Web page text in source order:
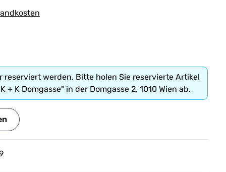
reserviert werden. Bitte holen Sie reservierte Artikel
+ K Domgasse" in der Domgasse 2, 1010 Wien ab.